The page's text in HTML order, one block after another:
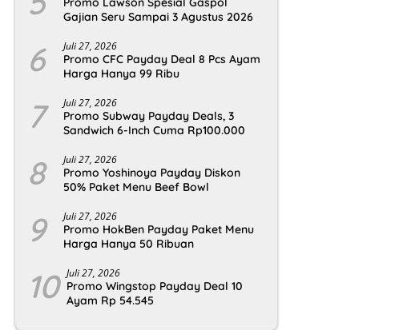
Gajian Seru Sampai 3 Agustus 2026
6 Juli 27, 2026
Promo CFC Payday Deal 8 Pcs Ayam
Harga Hanya 99 Ribu
7 Juli 27, 2026
Promo Subway Payday Deals, 3
Sandwich 6-Inch Cuma Rp100.000
8 Juli 27, 2026
Promo Yoshinoya Payday Diskon
50% Paket Menu Beef Bowl
9 Juli 27, 2026
Promo HokBen Payday Paket Menu
Harga Hanya 50 Ribuan
10 Juli 27, 2026
Promo Wingstop Payday Deal 10
Ayam Rp 54.545